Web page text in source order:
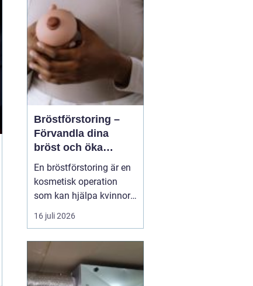
reflekterande ytor gör att
solen ofta upplevs
starkare i Stockholm än
förväntat. Med
22 juli
2026
Bröstförstoring –
Förvandla dina
bröst och öka
självförtroendet
En bröstförstoring är en
kosmetisk operation
som kan hjälpa kvinnor
att uppnå de bröst de
alltid har drömt om.
om att återställa
volymen efter graviditet
och amning, korrigera
16 juli 2026